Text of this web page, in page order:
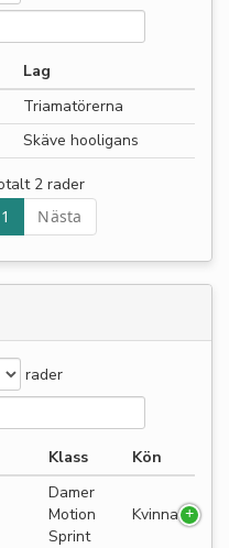
Lag
Triamatörerna
Skäve hooligans
2 rader
1 Nästa
rader
Klass Kön
Damer
Motion
Sprint
Kvinna